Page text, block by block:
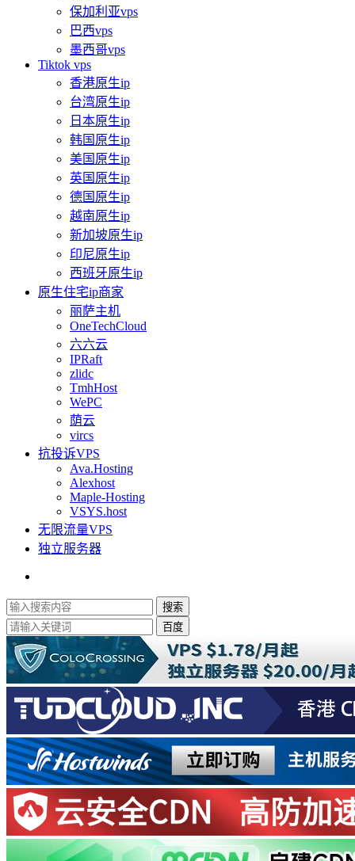
保加利亚vps
巴西vps
墨西哥vps
Tiktok vps
香港原生ip
台湾原生ip
日本原生ip
韩国原生ip
美国原生ip
英国原生ip
德国原生ip
越南原生ip
新加坡原生ip
印尼原生ip
西班牙原生ip
原生住宅ip商家
丽萨主机
OneTechCloud
六六云
IPRaft
zlidc
TmhHost
WePC
荫云
vircs
抗投诉VPS
Ava.Hosting
Alexhost
Maple-Hosting
VSYS.host
无限流量VPS
独立服务器